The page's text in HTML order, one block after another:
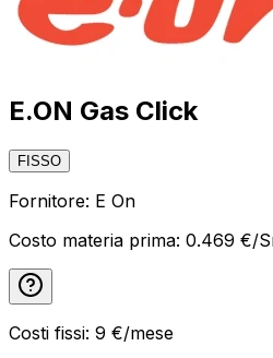
E.ON Gas Click
FISSO
Fornitore: E On
Costo materia prima: 0.469 €/
Costi fissi: 9 €/mese